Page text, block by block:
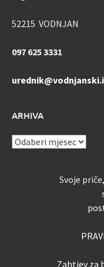
52215 VODNJAN
097 625 3331
ARHIVA
ARHIVA
Svoje
Zahtjev za